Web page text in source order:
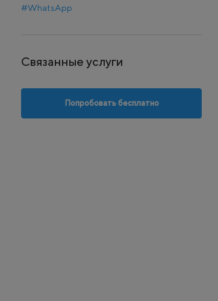
#WhatsApp
Связанные услуги
Попробовать бесплатно